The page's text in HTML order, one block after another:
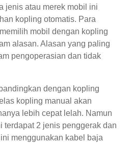
jenis atau merek mobil ini
kopling otomatis. Para
mobil dengan kopling
alasan. Alasan yang paling
pengoperasian dan tidak
dengan kopling
kopling manual akan
lebih cepat lelah. Namun
terdapat 2 jenis penggerak dan
menggunakan kabel baja